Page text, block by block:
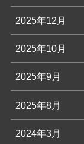
2025年12月
2025年10月
2025年9月
2025年8月
2024年3月